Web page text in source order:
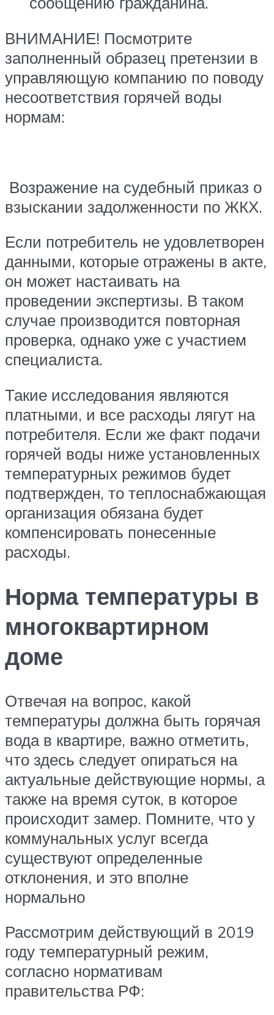
ВНИМАНИЕ! Посмотрите
заполненный образец претензии в
управляющую компанию по поводу
несоответствия горячей воды
нормам:
Возражение на судебный приказ о
взыскании задолженности по ЖКХ.
Если потребитель не удовлетворен
данными, которые отражены в акте,
он может настаивать на
проведении экспертизы. В таком
случае производится повторная
проверка, однако уже с участием
специалиста.
Такие исследования являются
платными, и все расходы лягут на
потребителя. Если же факт подачи
горячей воды ниже установленных
температурных режимов будет
подтвержден, то теплоснабжающая
организация обязана будет
компенсировать понесенные
расходы.
Норма температуры в
многоквартирном
доме
Отвечая на вопрос, какой
температуры должна быть горячая
вода в квартире, важно отметить,
что здесь следует опираться на
актуальные действующие нормы, а
также на время суток, в которое
происходит замер. Помните, что у
коммунальных услуг всегда
существуют определенные
отклонения, и это вполне
нормально
Рассмотрим действующий в 2019
году температурный режим,
согласно нормативам
правительства РФ: